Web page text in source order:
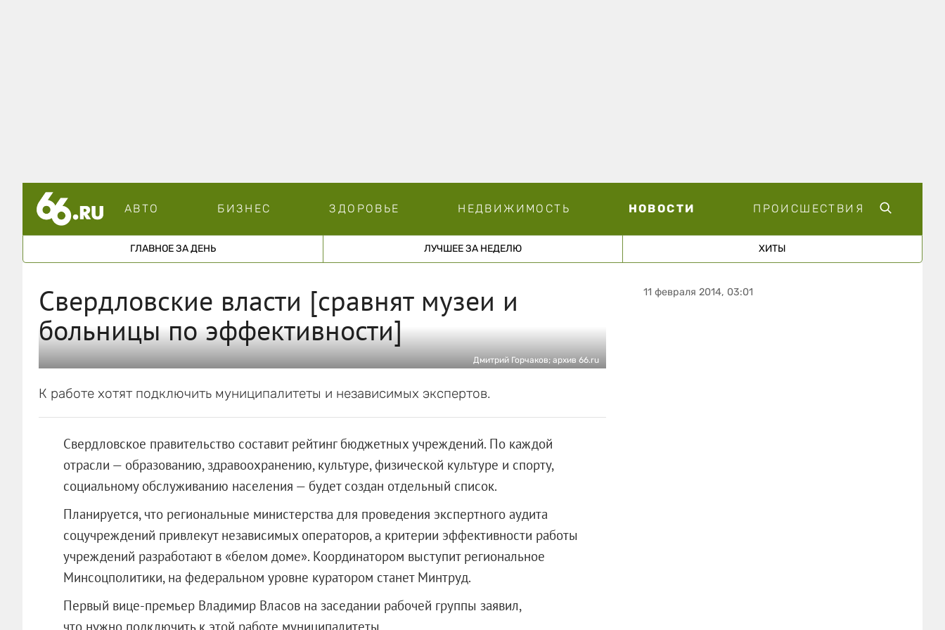
АВТО БИЗНЕС ЗДОРОВЬЕ НЕДВИЖИМОСТЬ НОВОСТИ ПРОИСШЕСТВИЯ
ГЛАВНОЕ ЗА ДЕНЬ ЛУЧШЕЕ ЗА НЕДЕЛЮ ХИТЫ
Свердловские власти [сравнят музеи и
больницы по эффективности]
Дмитрий Горчаков; архив 66.ru
К работе хотят подключить муниципалитеты и независимых экспертов.
Свердловское правительство составит рейтинг бюджетных учреждений. По каждой
отрасли — образованию, здравоохранению, культуре, физической культуре и спорту,
социальному обслуживанию населения — будет создан отдельный список.
Планируется, что региональные министерства для проведения экспертного аудита
соцучреждений привлекут независимых операторов, а критерии эффективности работы
учреждений разработают в «белом доме». Координатором выступит региональное
Минсоцполитики, на федеральном уровне куратором станет Минтруд.
Первый вице-премьер Владимир Власов на заседании рабочей группы заявил,
что нужно подключить к этой работе муниципалитеты.
11 февраля 2014, 03:01